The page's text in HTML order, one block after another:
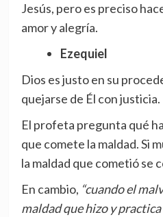
Jesús, pero es preciso
amor y alegría.
Ezequiel
Dios es justo en su
quejarse de Él con justicia.
El profeta pregunta qué
que comete la maldad. Si
la maldad que cometió se
En cambio, “cuando el
maldad que hizo y